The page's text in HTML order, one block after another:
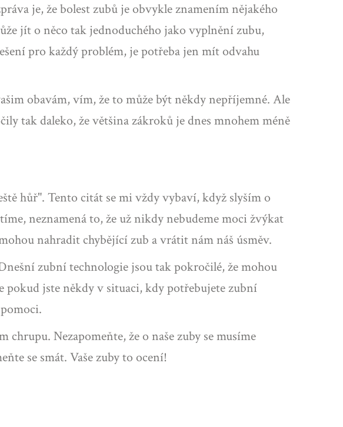
je, že bolest zubů je obvykle znamením nějakého
jít o něco tak jednoduchého jako vyplnění zubu,
pro každý problém, je potřeba jen mít odvahu
obavám, vím, že to může být někdy nepříjemné. Ale
tak daleko, že většina zákroků je dnes mnohem méně
hůř". Tento citát se mi vždy vybaví, když slyším o
neznamená to, že už nikdy nebudeme moci žvýkat
nahradit chybějící zub a vrátit nám náš úsměv.
zubní technologie jsou tak pokročilé, že mohou
pokud jste někdy v situaci, kdy potřebujete zubní
Nezapomeňte, že o naše zuby se musíme
se smát. Vaše zuby to ocení!